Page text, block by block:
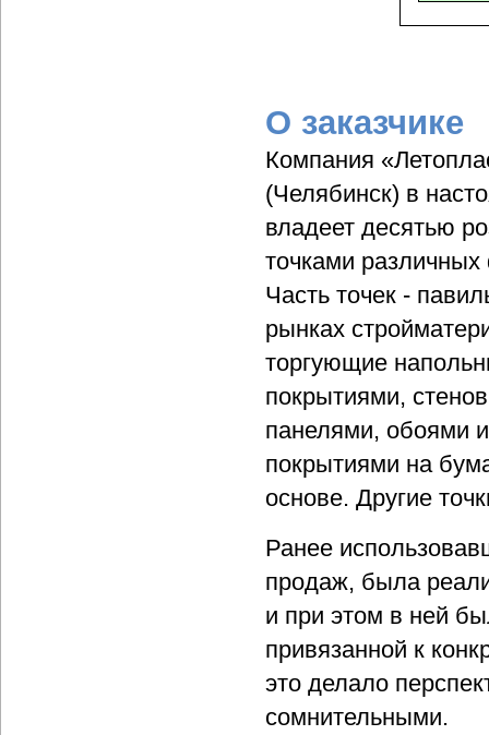
О заказчике
Компания
(Челябинск) в
владеет десятью
точками
Часть точек -
рынках
торгующие
покрытиями,
панелями, обоями
покрытиями на
основе. Другие
Ранее
продаж, была
и при этом в ней
привязанной к
это делало
сомнительными.